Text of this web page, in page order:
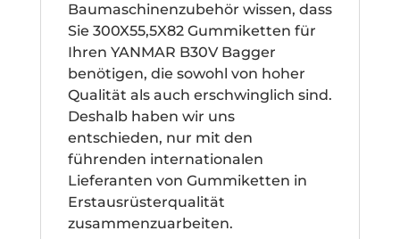
Baumaschinenzubehör wissen, dass
Sie 300X55,5X82 Gummiketten für
Ihren YANMAR B30V Bagger
benötigen, die sowohl von hoher
Qualität als auch erschwinglich sind.
Deshalb haben wir uns
entschieden, nur mit den
führenden internationalen
Lieferanten von Gummiketten in
Erstausrüsterqualität
zusammenzuarbeiten.